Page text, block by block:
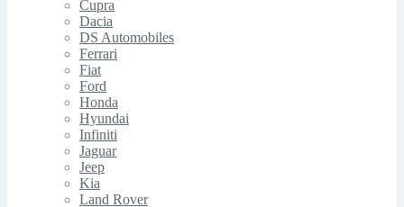
Cupra
Dacia
DS Automobiles
Ferrari
Fiat
Ford
Honda
Hyundai
Infiniti
Jaguar
Jeep
Kia
Land Rover